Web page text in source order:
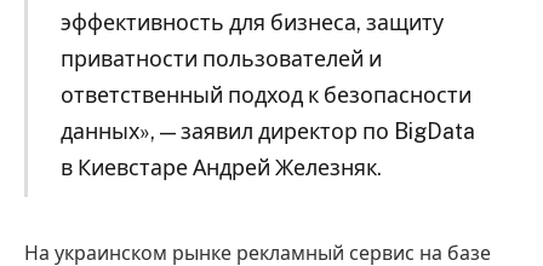
эффективность для бизнеса, защиту
приватности пользователей и
ответственный подход к безопасности
данных», — заявил директор по BigData
в Киевстаре Андрей Железняк.
На украинском рынке рекламный сервис на базе